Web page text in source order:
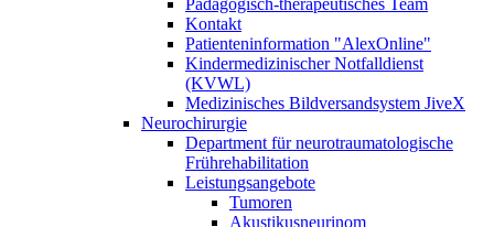
Pädagogisch-therapeutisches Team
Kontakt
Patienteninformation "AlexOnline"
Kindermedizinischer Notfalldienst
(KVWL)
Medizinisches Bildversandsystem JiveX
Neurochirurgie
Department für neurotraumatologische
Frührehabilitation
Leistungsangebote
Tumoren
Akustikusneurinom